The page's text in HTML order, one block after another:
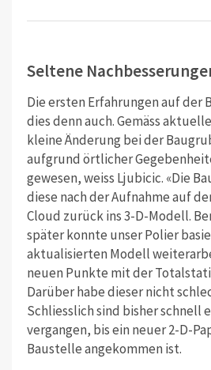
Seltene
Die ersten Erfahrungen auf der
dies denn auch. Gemäss
kleine Änderung bei der
aufgrund örtlicher
gewesen, weiss Ljubicic. «Die
diese nach der Aufnahme auf
Cloud zurück ins 3-D-Modell.
später konnte unser Polier
aktualisierten Modell
neuen Punkte mit der
Darüber habe dieser nicht
Schliesslich sind bisher schnell
vergangen, bis ein neuer 2-D-
Baustelle angekommen ist.